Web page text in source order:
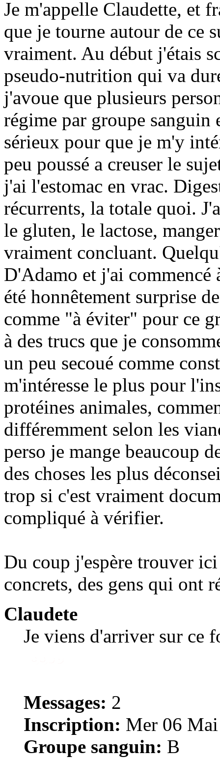
Je m'appelle Claudette, et
que je tourne autour de ce
vraiment. Au début j'étais
pseudo-nutrition qui va
j'avoue que plusieurs
régime par groupe sanguin
sérieux pour que je m'y
peu poussé a creuser le
j'ai l'estomac en vrac.
récurrents, la totale quoi.
le gluten, le lactose,
vraiment concluant.
D'Adamo et j'ai
été honnêtement surprise
comme "à éviter" pour ce
à des trucs que je
un peu secoué comme
m'intéresse le plus pour
protéines animales,
différemment selon les
perso je mange beaucoup
des choses les plus
trop si c'est vraiment
compliqué à vérifier.
Du coup j'espère trouver
concrets, des gens qui ont
Claudete
Je viens d'arriver sur ce
Messages: 2
Inscription: Mer 06
Groupe sanguin: B